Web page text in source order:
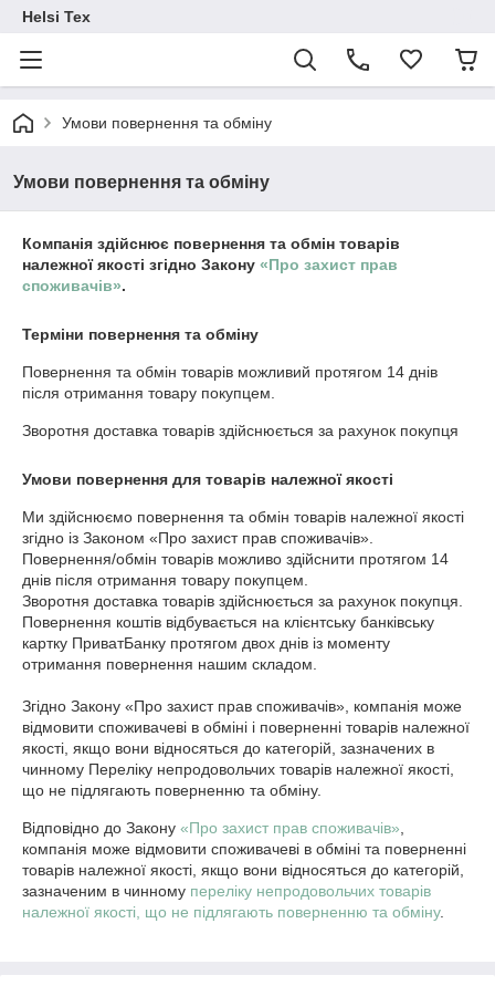
Helsi Tex
Умови повернення та обміну
Умови повернення та обміну
Компанія здійснює повернення та обмін товарів
належної якості згідно Закону «Про захист прав
споживачів».
Терміни повернення та обміну
Повернення та обмін товарів можливий протягом 14 днів
після отримання товару покупцем.
Зворотня доставка товарів здійснюється за рахунок покупця
Умови повернення для товарів належної якості
Ми здійснюємо повернення та обмін товарів належної якості
згідно із Законом «Про захист прав споживачів».
Повернення/обмін товарів можливо здійснити протягом 14
днів після отримання товару покупцем.
Зворотня доставка товарів здійснюється за рахунок покупця.
Повернення коштів відбувається на клієнтську банківську
картку ПриватБанку протягом двох днів із моменту
отримання повернення нашим складом.
Згідно Закону «Про захист прав споживачів», компанія може
відмовити споживачеві в обміні і поверненні товарів належної
якості, якщо вони відносяться до категорій, зазначених в
чинному Переліку непродовольчих товарів належної якості,
що не підлягають поверненню та обміну.
Відповідно до Закону «Про захист прав споживачів»
компанія може відмовити споживачеві в обміні та поверненні
товарів належної якості, якщо вони відносяться до категорій,
зазначеним в чинному переліку непродовольчих товарів
належної якості, що не підлягають поверненню та обміну.